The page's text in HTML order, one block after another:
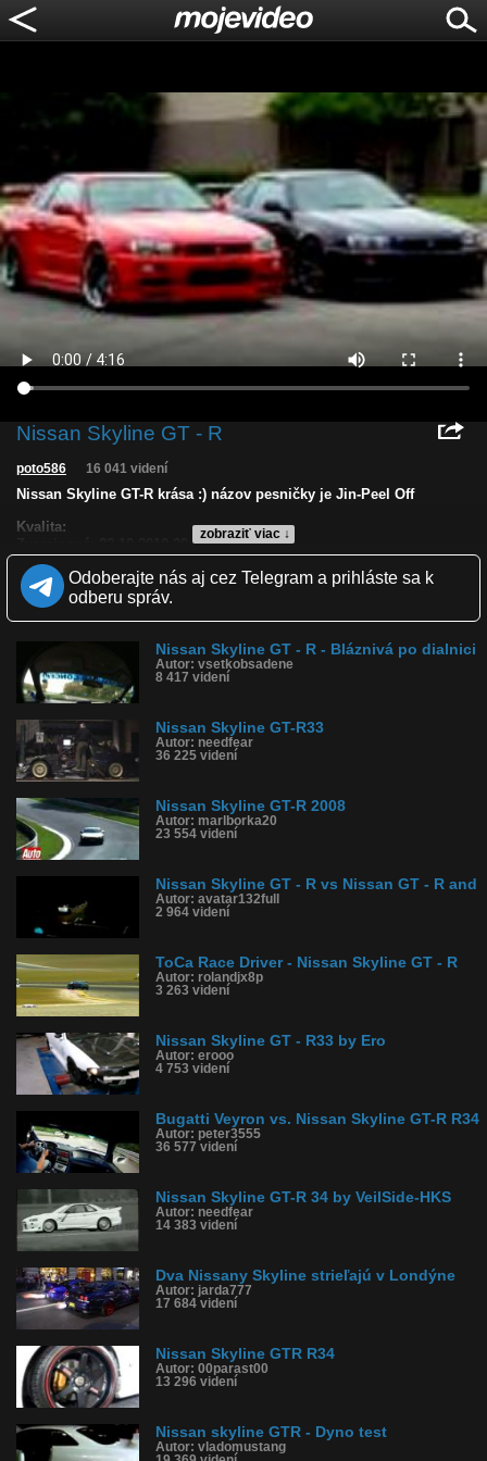
Nissan Skyline GT - R
zobraziť viac ↓
poto586 16 041 videní
Nissan Skyline GT-R krása :) názov pesničky je Jin-Peel Off
Kvalita:
Zverejnené: 22.10.2010 20:57
Páči sa: 91% (22 hlasov)
Obľúbené: 15
Komentárov: 38
Tagy: nissan skyline, musicvideo, tuning
História sledovanosti videa:
Odoberajte nás aj cez Telegram a prihláste sa k
odberu správ.
Nissan Skyline GT - R - Bláznivá po dialnici
Autor: vsetkobsadene
8 417 videní
Nissan Skyline GT-R33
Autor: needfear
36 225 videní
Nissan Skyline GT-R 2008
Autor: marlborka20
23 554 videní
Nissan Skyline GT - R vs Nissan GT - R and
Autor: avatar132full
2 964 videní
ToCa Race Driver - Nissan Skyline GT - R
Autor: rolandjx8p
3 263 videní
Nissan Skyline GT - R33 by Ero
Autor: erooo
4 753 videní
Bugatti Veyron vs. Nissan Skyline GT-R R34
Autor: peter3555
36 577 videní
Nissan Skyline GT-R 34 by VeilSide-HKS
Autor: needfear
14 383 videní
Dva Nissany Skyline strieľajú v Londýne
Autor: jarda777
17 684 videní
Nissan Skyline GTR R34
Autor: 00parast00
13 296 videní
Nissan skyline GTR - Dyno test
Autor: vladomustang